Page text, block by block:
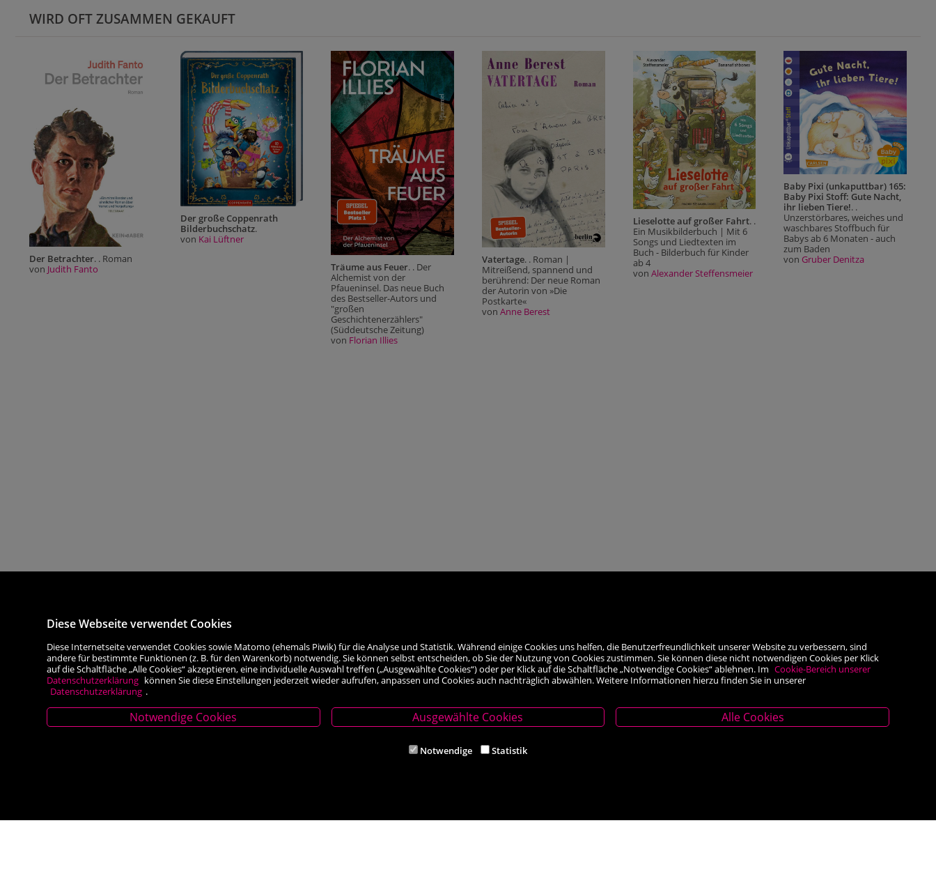
WIRD OFT ZUSAMMEN GEKAUFT
Der Betrachter. . Roman
von Judith Fanto
Der große Coppenrath
Bilderbuchschatz.
von Kai Lüftner
Träume aus Feuer. . Der
Alchemist von der
Pfaueninsel. Das neue Buch
des Bestseller-Autors und
"großen
Geschichtenerzählers"
(Süddeutsche Zeitung)
von Florian Illies
Vatertage. . Roman |
Mitreißend, spannend und
berührend: Der neue Roman
der Autorin von »Die
Postkarte«
von Anne Berest
Lieselotte auf großer Fahrt. .
Ein Musikbilderbuch | Mit 6
Songs und Liedtexten im
Buch - Bilderbuch für Kinder
ab 4
von Alexander Steffensmeier
Baby Pixi (unkaputtbar) 165:
Baby Pixi Stoff: Gute Nacht,
ihr lieben Tiere!. .
Unzerstörbares, weiches und
waschbares Stoffbuch für
Babys ab 6 Monaten - auch
zum Baden
von Gruber Denitza
Stammhaus Kirchschlag
Öffnungszeiten
Filiale Reithmeyer
Öffnungszeiten
Filiale Ternitz
Theodor-Körner-Platz 6, 2630 Ternitz
Öffnungszeiten
Unternehmen
Diese Webseite verwendet Cookies
Diese Internetseite verwendet Cookies sowie Matomo (ehemals Piwik) für die Analyse und Statistik. Während einige Cookies uns helfen, die Benutzerfreundlichkeit unserer Website zu verbessern, sind
andere für bestimmte Funktionen (z. B. für den Warenkorb) notwendig. Sie können selbst entscheiden, ob Sie der Nutzung von Cookies zustimmen. Sie können diese nicht notwendigen Cookies per Klick
auf die Schaltfläche „Alle Cookies“ akzeptieren, eine individuelle Auswahl treffen („Ausgewählte Cookies“) oder per Klick auf die Schaltfläche „Notwendige Cookies“ ablehnen. Im Cookie-Bereich unserer
Datenschutzerklärung können Sie diese Einstellungen jederzeit wieder aufrufen, anpassen und Cookies auch nachträglich abwählen. Weitere Informationen hierzu finden Sie in unserer
Datenschutzerklärung .
Notwendige Cookies Ausgewählte Cookies Alle Cookies
Notwendige Statistik